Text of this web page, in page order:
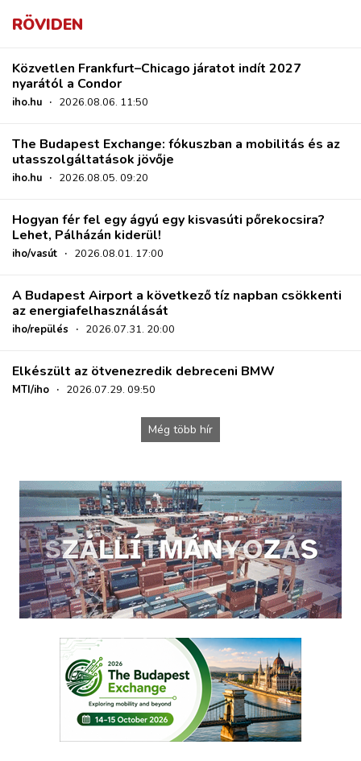
RÖVIDEN
Közvetlen Frankfurt–Chicago járatot indít 2027
nyarától a Condor
iho.hu · 2026.08.06. 11:50
The Budapest Exchange: fókuszban a mobilitás és az
utasszolgáltatások jövője
iho.hu · 2026.08.05. 09:20
Hogyan fér fel egy ágyú egy kisvasúti pőrekocsira?
Lehet, Pálházán kiderül!
iho/vasút · 2026.08.01. 17:00
A Budapest Airport a következő tíz napban csökkenti
az energiafelhasználását
iho/repülés · 2026.07.31. 20:00
Elkészült az ötvenezredik debreceni BMW
MTI/iho · 2026.07.29. 09:50
Még több hír